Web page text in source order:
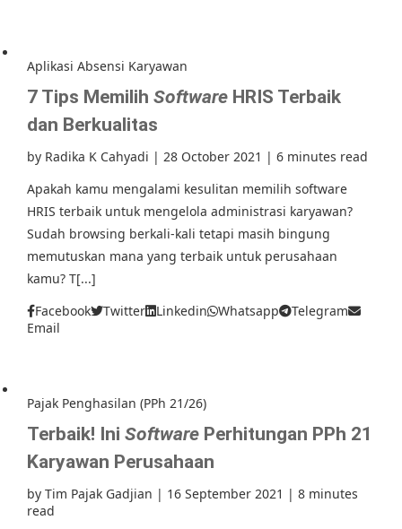
Aplikasi Absensi Karyawan
7 Tips Memilih Software HRIS Terbaik
dan Berkualitas
by Radika K Cahyadi | 28 October 2021 | 6 minutes read
Apakah kamu mengalami kesulitan memilih software
HRIS terbaik untuk mengelola administrasi karyawan?
Sudah browsing berkali-kali tetapi masih bingung
memutuskan mana yang terbaik untuk perusahaan
kamu? T[...]
Facebook
Twitter Linkedin Whatsapp
Telegram
Email
Pajak Penghasilan (PPh 21/26)
Terbaik! Ini Software Perhitungan PPh 21
Karyawan Perusahaan
by Tim Pajak Gadjian | 16 September 2021 | 8 minutes
read